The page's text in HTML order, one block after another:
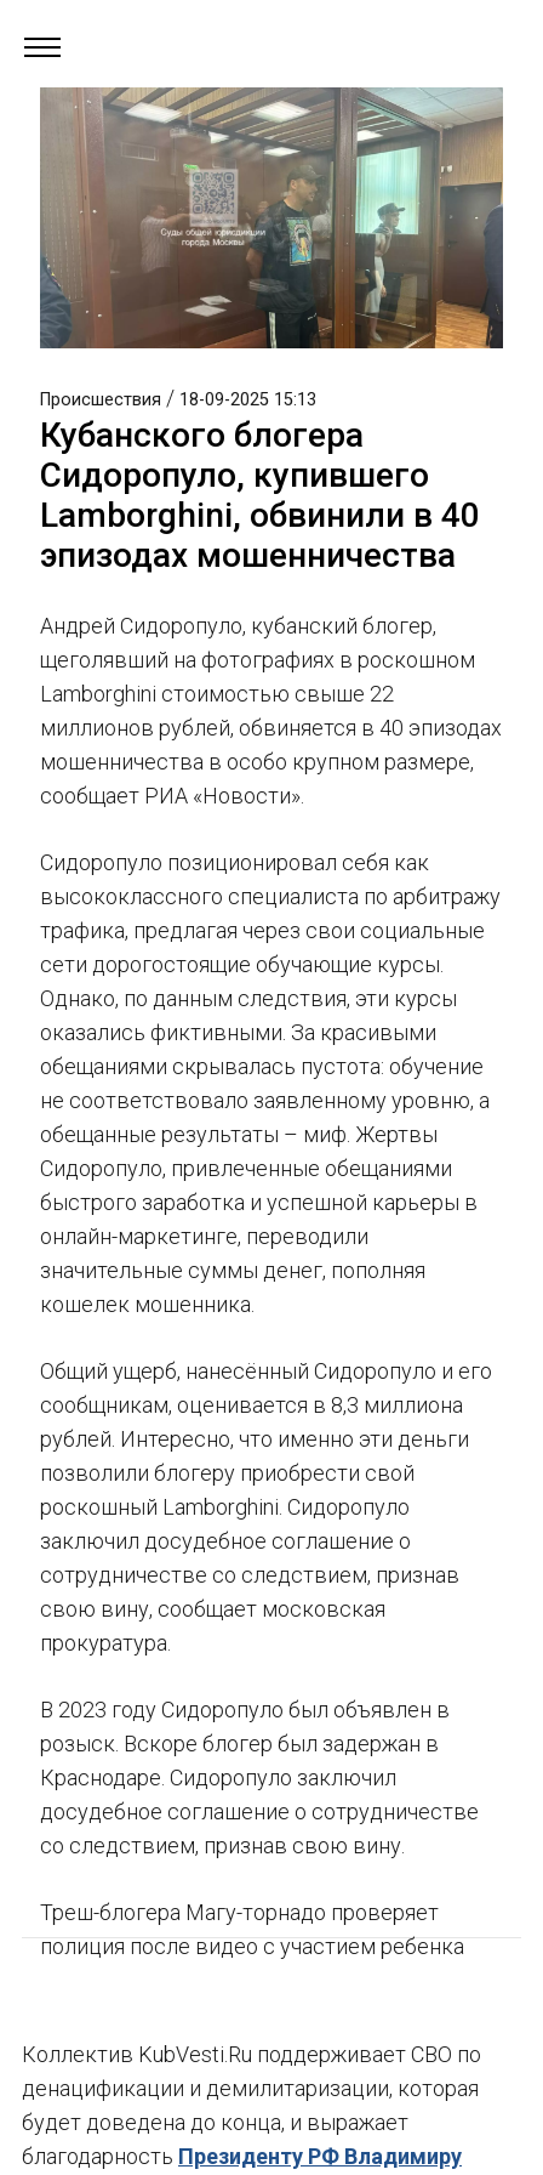
Происшествия / 18-09-2025 15:13
Кубанского блогера
Сидоропуло, купившего
Lamborghini, обвинили в 40
эпизодах мошенничества
Андрей Сидоропуло, кубанский блогер,
щеголявший на фотографиях в роскошном
Lamborghini стоимостью свыше 22
миллионов рублей, обвиняется в 40 эпизодах
мошенничества в особо крупном размере,
сообщает РИА «Новости».
Сидоропуло позиционировал себя как
высококлассного специалиста по арбитражу
трафика, предлагая через свои социальные
сети дорогостоящие обучающие курсы.
Однако, по данным следствия, эти курсы
оказались фиктивными. За красивыми
обещаниями скрывалась пустота: обучение
не соответствовало заявленному уровню, а
обещанные результаты – миф. Жертвы
Сидоропуло, привлеченные обещаниями
быстрого заработка и успешной карьеры в
онлайн-маркетинге, переводили
значительные суммы денег, пополняя
кошелек мошенника.
Общий ущерб, нанесённый Сидоропуло и его
сообщникам, оценивается в 8,3 миллиона
рублей. Интересно, что именно эти деньги
позволили блогеру приобрести свой
роскошный Lamborghini. Сидоропуло
заключил досудебное соглашение о
сотрудничестве со следствием, признав
свою вину, сообщает московская
прокуратура.
В 2023 году Сидоропуло был объявлен в
розыск. Вскоре блогер был задержан в
Краснодаре. Сидоропуло заключил
досудебное соглашение о сотрудничестве
со следствием, признав свою вину.
Треш-блогера Магу-торнадо проверяет
полиция после видео с участием ребенка
Коллектив KubVesti.Ru поддерживает СВО по
денацификации и демилитаризации, которая
будет доведена до конца, и выражает
благодарность Президенту РФ Владимиру